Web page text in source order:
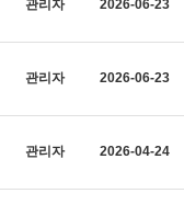
관리자 2026-06-23
관리자 2026-06-23
관리자 2026-04-24